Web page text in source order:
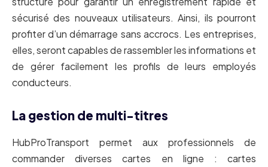
sécurisé des nouveaux utilisateurs. Ainsi, ils pourront
profiter d’un démarrage sans accrocs. Les entreprises,
elles, seront capables de rassembler les informations et
de gérer facilement les profils de leurs employés
conducteurs.
La gestion de multi-titres
HubProTransport permet aux professionnels de
commander diverses cartes en ligne : cartes